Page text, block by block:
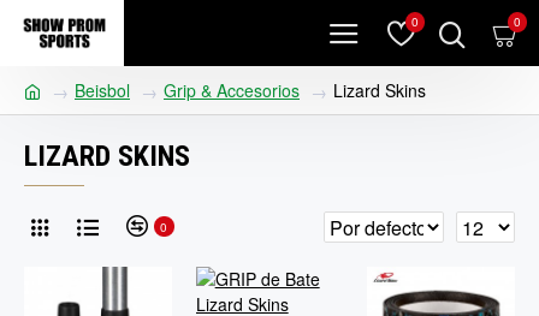
0 0
Beisbol Grip & Accesorios Lizard Skins
LIZARD SKINS
0